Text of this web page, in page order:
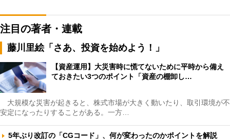
注目の著者・連載
藤川里絵「さあ、投資を始めよう！」
【資産運用】大災害時に慌てないために平時から備え
ておきたい3つのポイント「資産の棚卸し…
大規模な災害が起きると、株式市場が大きく動いたり、取引環境が不
安定になったりすることがある。一方…
5年ぶり改訂の「CGコード」、何が変わったのかポイントを解説